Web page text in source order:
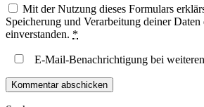
Mit der Nutzung dieses Formulars
Speicherung und Verarbeitung deiner Daten
einverstanden. *
E-Mail-Benachrichtigung bei